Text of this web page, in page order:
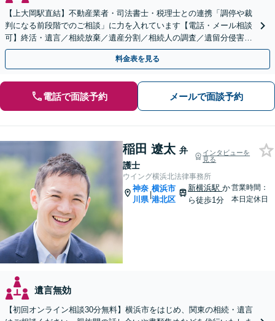
【上大岡駅直結】不動産業者・司法書士・税理士との連携「調停や裁
判になる前段階でのご相談」に力を入れています【電話・メール相談
可】終活・遺言／相続放棄／遺産分割／相続人の調査／遺留分侵害額
請求など相続問題はお任せください！【完全個室対応】
料金表を見る
電話で面談予約 メールで面談予約
稲田 遼太 弁
護士
インタビューを
見る
ウイング横浜北法律事務所
神奈
川県
|
横浜市
港北区
新横浜駅か
ら徒歩1分
営業時間：
本日定休日
遺言無効
【初回オンライン相談30分無料】横浜市をはじめ、関東の相続・遺言